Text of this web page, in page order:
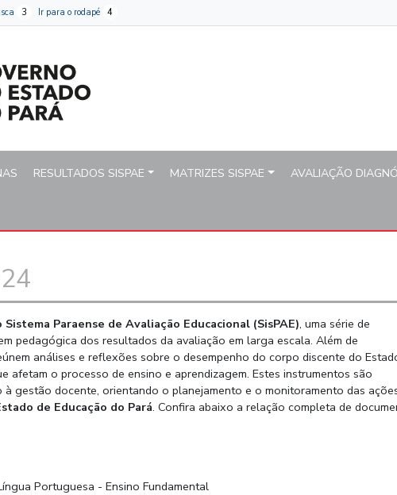
do Estado de
3 Ir para o rodapé 4
RESULTADOS SISPAE MATRIZES SISPAE AVALIAÇÃO
Paraense de Avaliação Educacional (SisPAE), uma série de
pedagógica dos resultados da avaliação em larga escala. Além de
análises e reflexões sobre o desempenho do corpo discente do
afetam o processo de ensino e aprendizagem. Estes instrumentos são
gestão docente, orientando o planejamento e o monitoramento das
de Educação do Pará. Confira abaixo a relação completa de
Portuguesa - Ensino Fundamental